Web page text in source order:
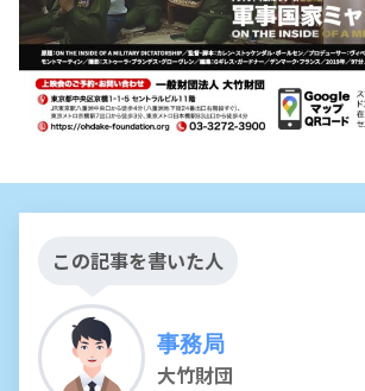
この記事を書いた人
事務局
大竹財団